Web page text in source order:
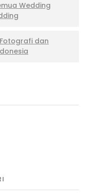
Wedding
dan